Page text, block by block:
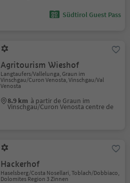
Südtirol Guest Pass
Agritourism Wieshof
Langtaufers/Vallelunga, Graun im
Vinschgau/Curon Venosta, Vinschgau/Val
Venosta
8.9 km à partir de Graun im
Vinschgau/Curon Venosta centre de
Hackerhof
Haselsberg/Costa Nosellari, Toblach/Dobbiaco,
Dolomites Region 3 Zinnen